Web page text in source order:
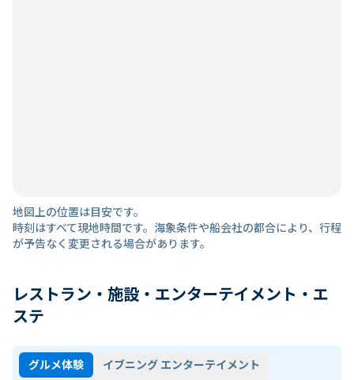
地図上の位置は目安です。
時刻はすべて現地時間です。海象条件や船会社の都合により、行程
が予告なく変更される場合があります。
レストラン・施設・エンターテイメント・エ
ステ
グルメ体験
イブニング エンターテイメント